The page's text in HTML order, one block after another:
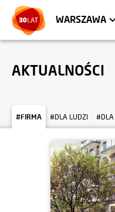
WARSZAWA
HEL
AKTUALNOŚCI
#FIRMA #DLA LUDZI #DLA